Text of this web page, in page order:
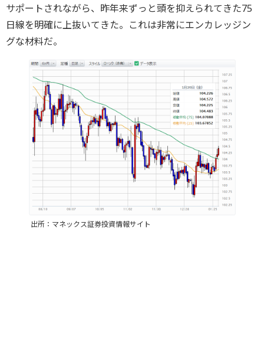
サポートされながら、昨年来ずっと頭を抑えられてきた75
日線を明確に上抜いてきた。これは非常にエンカレッジン
グな材料だ。
出所：マネックス証券投資情報サイト